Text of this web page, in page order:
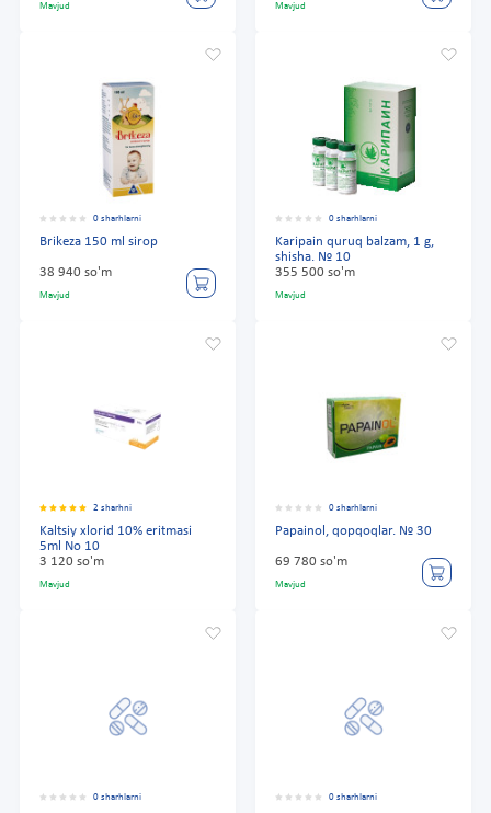
Mavjud Mavjud
0 sharhlarni
Brikeza 150 ml sirop
38 940 so'm
Mavjud
0 sharhlarni
Karipain quruq balzam, 1 g,
shisha. № 10
355 500 so'm
Mavjud
2 sharhni
Kaltsiy xlorid 10% eritmasi
5ml No 10
3 120 so'm
Mavjud
0 sharhlarni
Papainol, qopqoqlar. № 30
69 780 so'm
Mavjud
0 sharhlarni 0 sharhlarni